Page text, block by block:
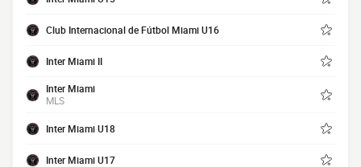
Club Internacional de Fútbol Miami U16
Inter Miami II
Inter Miami
MLS
Inter Miami U18
Inter Miami U17